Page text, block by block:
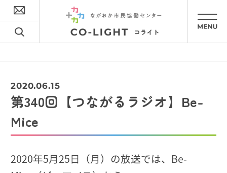
2020.06.15
第340回【つながるラジオ】Be-
Mice
2020年5月25日（月）の放送では、Be-